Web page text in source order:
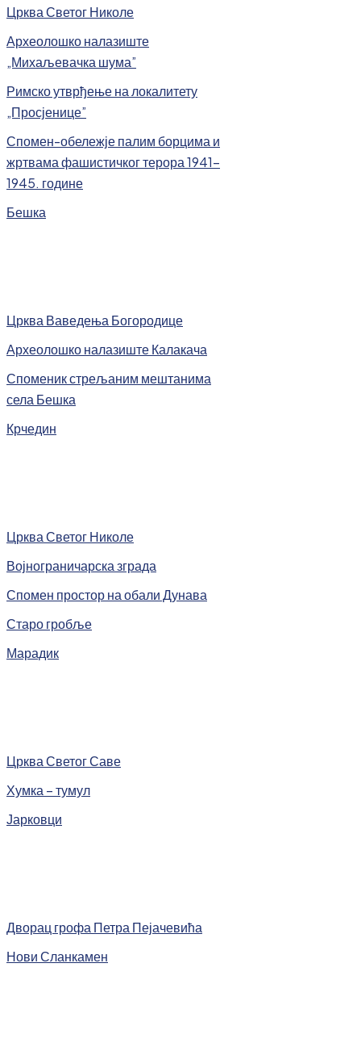
Црква Светог Николе
Археолошко налазиште
„Михаљевачка шума”
Римско утврђење на локалитету
„Просјенице”
Спомен-обележје палим борцима и
жртвама фашистичког терора 1941-
1945. године
Бешка
Црква Ваведења Богородице
Археолошко налазиште Калакача
Споменик стрељаним мештанима
села Бешка
Крчедин
Црква Светог Николе
Војнограничарска зграда
Спомен простор на обали Дунава
Старо гробље
Марадик
Црква Светог Саве
Хумка – тумул
Јарковци
Дворац грофа Петра Пејачевића
Нови Сланкамен